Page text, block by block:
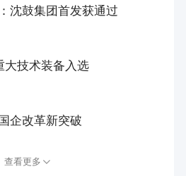
沈鼓集团首发获通过
大技术装备入选
企改革新突破
查看更多